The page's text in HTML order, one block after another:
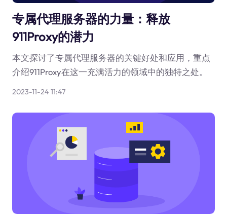
专属代理服务器的力量：释放
911Proxy的潜力
本文探讨了专属代理服务器的关键好处和应用，重点
介绍911Proxy在这一充满活力的领域中的独特之处。
2023-11-24 11:47